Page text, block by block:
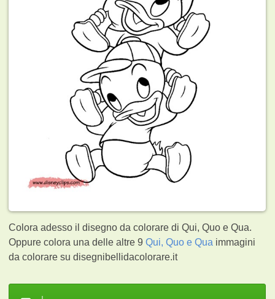
Colora adesso il disegno da colorare di Qui, Quo e Qua.
Oppure colora una delle altre 9Qui, Quo e Qua immagini
da colorare su disegnibellidacolorare.it